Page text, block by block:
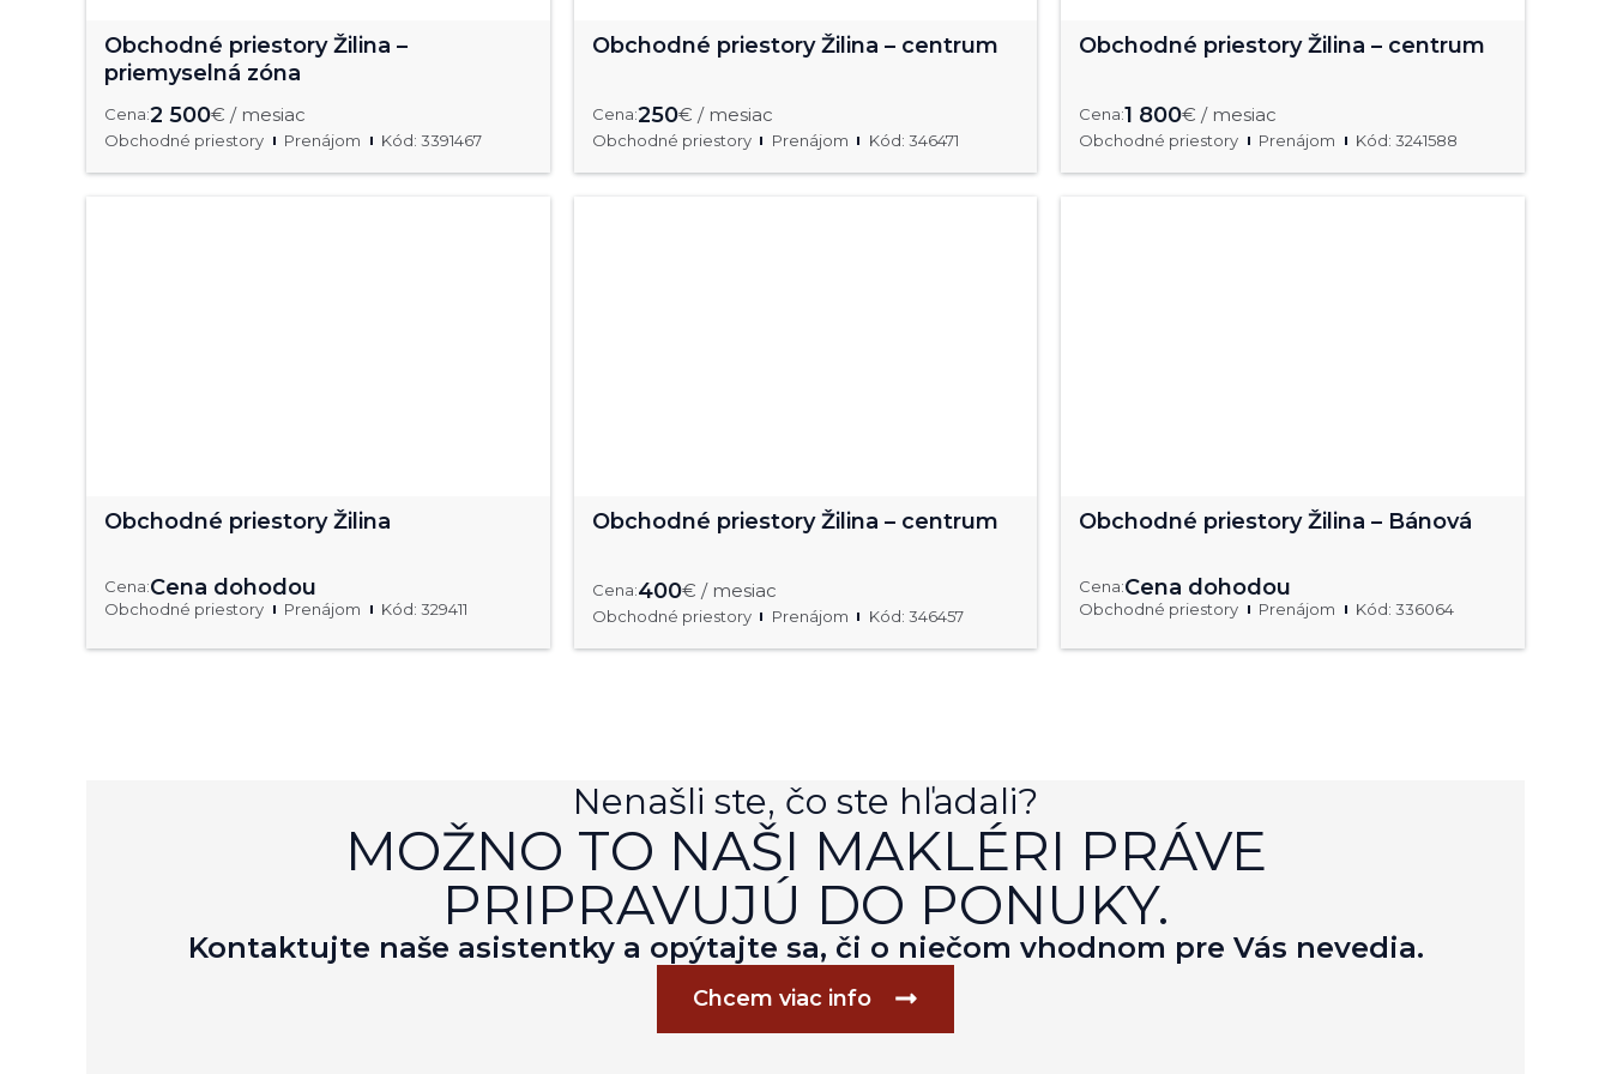
Obchodné priestory Žilina –
priemyselná zóna
Cena:2 500€ / mesiac
Obchodné priestory Prenájom Kód: 3391467
Obchodné priestory Žilina – centrum
Cena:250€ / mesiac
Obchodné priestory Prenájom Kód: 346471
Obchodné priestory Žilina – centrum
Cena:1 800€ / mesiac
Obchodné priestory Prenájom Kód: 3241588
Obchodné priestory Žilina
Cena:Cena dohodou
Obchodné priestory Prenájom Kód: 329411
Obchodné priestory Žilina – centrum
Cena:400€ / mesiac
Obchodné priestory Prenájom Kód: 346457
Obchodné priestory Žilina – Bánová
Cena:Cena dohodou
Obchodné priestory Prenájom Kód: 336064
Nenašli ste, čo ste hľadali?
MOŽNO TO NAŠI MAKLÉRI PRÁVE
PRIPRAVUJÚ DO PONUKY.
Kontaktujte naše asistentky a opýtajte sa, či o niečom vhodnom pre Vás nevedia.
Chcem viac info